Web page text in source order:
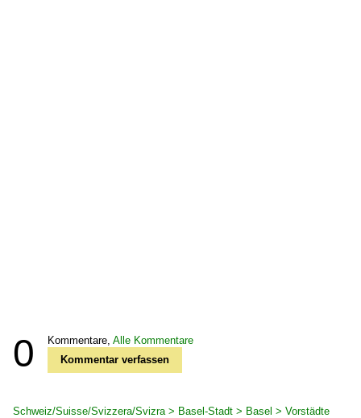
0 Kommentare, Alle Kommentare
Kommentar verfassen
Schweiz/Suisse/Svizzera/Svizra > Basel-Stadt > Basel > Vorstädte